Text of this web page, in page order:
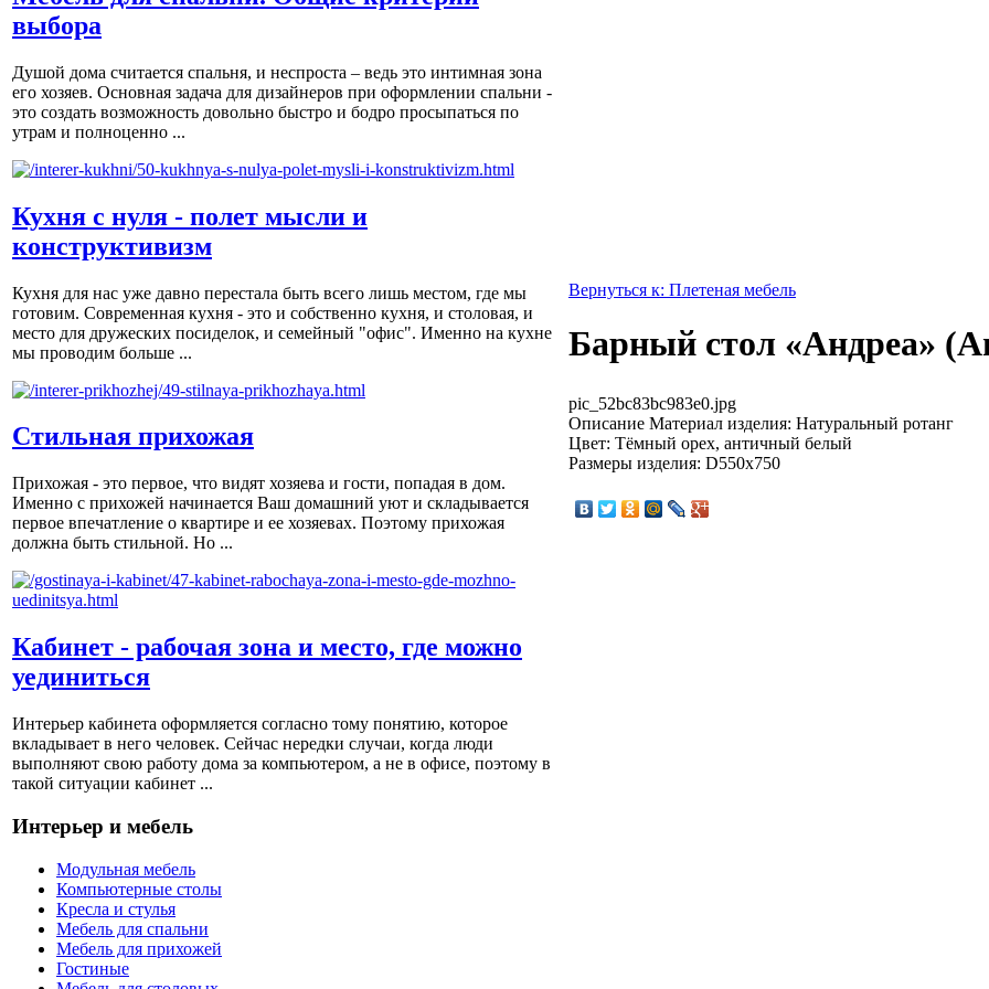
выбора
Душой дома считается спальня, и неспроста – ведь это интимная зона
его хозяев. Основная задача для дизайнеров при оформлении спальни -
это создать возможность довольно быстро и бодро просыпаться по
утрам и полноценно ...
Кухня с нуля - полет мысли и
конструктивизм
Кухня для нас уже давно перестала быть всего лишь местом, где мы
готовим. Современная кухня - это и собственно кухня, и столовая, и
место для дружеских посиделок, и семейный "офис". Именно на кухне
мы проводим больше ...
Стильная прихожая
Прихожая - это первое, что видят хозяева и гости, попадая в дом.
Именно с прихожей начинается Ваш домашний уют и складывается
первое впечатление о квартире и ее хозяевах. Поэтому прихожая
должна быть стильной. Но ...
Кабинет - рабочая зона и место, где можно
уединиться
Интерьер кабинета оформляется согласно тому понятию, которое
вкладывает в него человек. Сейчас нередки случаи, когда люди
выполняют свою работу дома за компьютером, а не в офисе, поэтому в
такой ситуации кабинет ...
Интерьер и мебель
Модульная мебель
Компьютерные столы
Кресла и стулья
Мебель для спальни
Мебель для прихожей
Гостиные
Вернуться к: Плетеная мебель
Барный стол «Андреа»
pic_52bc83bc983e0.jpg
Описание Материал изделия: Натуральный ротанг
Цвет: Тёмный орех, античный белый
Размеры изделия: D550x750